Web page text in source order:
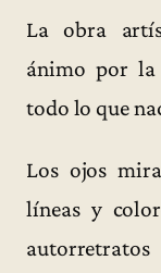
La obra
ánimo por la
todo lo que
Los ojos
líneas y